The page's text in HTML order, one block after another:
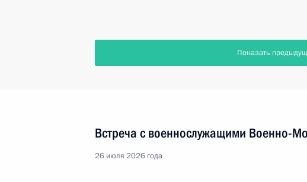
Показать
Встреча с военнослужащими Военно-
26 июля 2026 года